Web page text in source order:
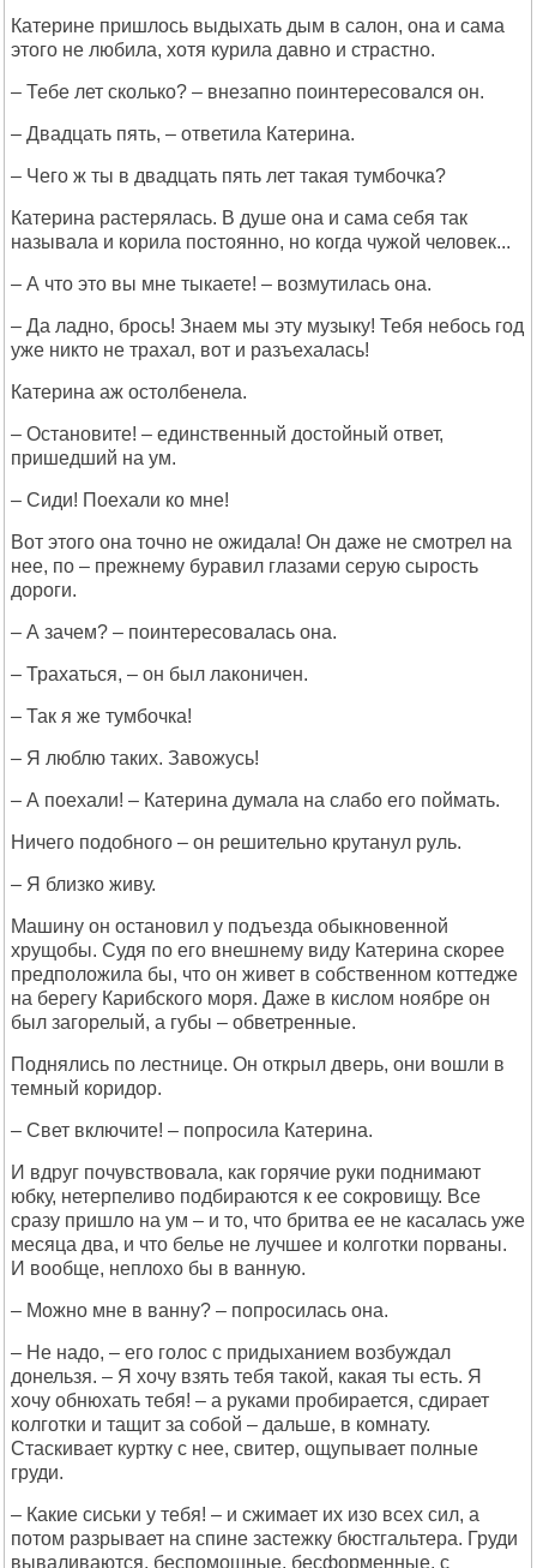
Катерине пришлось выдыхать дым в салон, она и сама
этого не любила, хотя курила давно и страстно.
– Тебе лет сколько? – внезапно поинтересовался он.
– Двадцать пять, – ответила Катерина.
– Чего ж ты в двадцать пять лет такая тумбочка?
Катерина растерялась. В душе она и сама себя так
называла и корила постоянно, но когда чужой человек...
– А что это вы мне тыкаете! – возмутилась она.
– Да ладно, брось! Знаем мы эту музыку! Тебя небось год
уже никто не трахал, вот и разъехалась!
Катерина аж остолбенела.
– Остановите! – единственный достойный ответ,
пришедший на ум.
– Сиди! Поехали ко мне!
Вот этого она точно не ожидала! Он даже не смотрел на
нее, по – прежнему буравил глазами серую сырость
дороги.
– А зачем? – поинтересовалась она.
– Трахаться, – он был лаконичен.
– Так я же тумбочка!
– Я люблю таких. Завожусь!
– А поехали! – Катерина думала на слабо его поймать.
Ничего подобного – он решительно крутанул руль.
– Я близко живу.
Машину он остановил у подъезда обыкновенной
хрущобы. Судя по его внешнему виду Катерина скорее
предположила бы, что он живет в собственном коттедже
на берегу Карибского моря. Даже в кислом ноябре он
был загорелый, а губы – обветренные.
Поднялись по лестнице. Он открыл дверь, они вошли в
темный коридор.
– Свет включите! – попросила Катерина.
И вдруг почувствовала, как горячие руки поднимают
юбку, нетерпеливо подбираются к ее сокровищу. Все
сразу пришло на ум – и то, что бритва ее не касалась уже
месяца два, и что белье не лучшее и колготки порваны.
И вообще, неплохо бы в ванную.
– Можно мне в ванну? – попросилась она.
– Не надо, – его голос с придыханием возбуждал
донельзя. – Я хочу взять тебя такой, какая ты есть. Я
хочу обнюхать тебя! – а руками пробирается, сдирает
колготки и тащит за собой – дальше, в комнату.
Стаскивает куртку с нее, свитер, ощупывает полные
груди.
– Какие сиськи у тебя! – и сжимает их изо всех сил, а
потом разрывает на спине застежку бюстгальтера. Груди
вываливаются, беспомощные, бесформенные, с